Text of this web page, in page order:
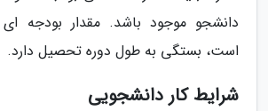
دانشجو موجود باشد. مقدار بودجه
است، بستگی به طول دوره تحصیل دارد.
شرایط کار دانشجویی